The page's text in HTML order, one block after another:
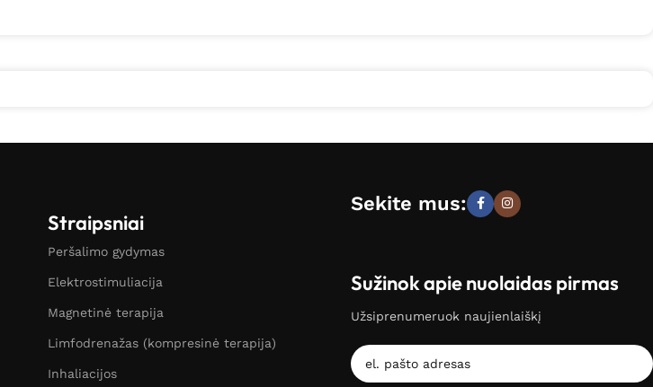
Straipsniai
Peršalimo gydymas
Elektrostimuliacija
Magnetinė terapija
Limfodrenažas (kompresinė terapija)
Inhaliacijos
Sekite mus:
Sužinok apie nuolaidas pirmas
Užsiprenumeruok naujienlaiškį